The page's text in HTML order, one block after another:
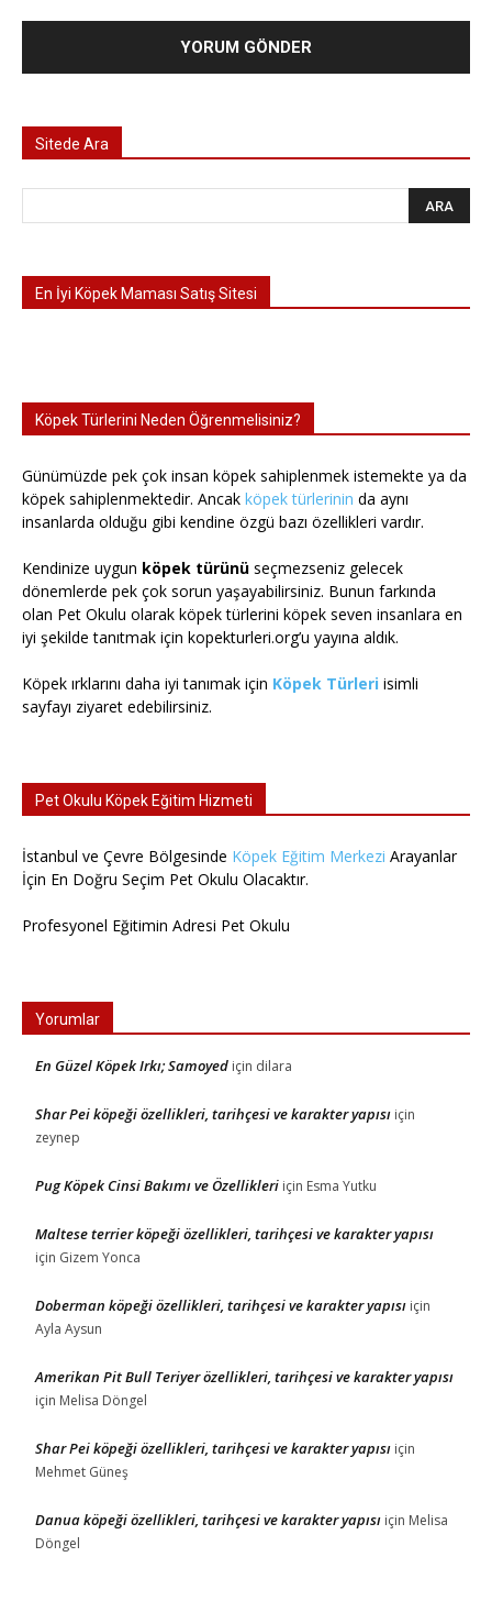
Sitede Ara
En İyi Köpek Maması Satış Sitesi
Köpek Türlerini Neden Öğrenmelisiniz?
Günümüzde pek çok insan köpek sahiplenmek istemekte ya da
köpek sahiplenmektedir. Ancak köpek türlerinin da aynı
insanlarda olduğu gibi kendine özgü bazı özellikleri vardır.
Kendinize uygun köpek türünü seçmezseniz gelecek
dönemlerde pek çok sorun yaşayabilirsiniz. Bunun farkında
olan Pet Okulu olarak köpek türlerini köpek seven insanlara en
iyi şekilde tanıtmak için kopekturleri.org’u yayına aldık.
Köpek ırklarını daha iyi tanımak için Köpek Türleri isimli
sayfayı ziyaret edebilirsiniz.
Pet Okulu Köpek Eğitim Hizmeti
İstanbul ve Çevre Bölgesinde Köpek Eğitim Merkezi Arayanlar
İçin En Doğru Seçim Pet Okulu Olacaktır.
Profesyonel Eğitimin Adresi Pet Okulu
Yorumlar
En Güzel Köpek Irkı; Samoyed için dilara
Shar Pei köpeği özellikleri, tarihçesi ve karakter yapısı için
zeynep
Pug Köpek Cinsi Bakımı ve Özellikleri için Esma Yutku
Maltese terrier köpeği özellikleri, tarihçesi ve karakter yapısı
için Gizem Yonca
Doberman köpeği özellikleri, tarihçesi ve karakter yapısı için
Ayla Aysun
Amerikan Pit Bull Teriyer özellikleri, tarihçesi ve karakter yapısı
için Melisa Döngel
Shar Pei köpeği özellikleri, tarihçesi ve karakter yapısı için
Mehmet Güneş
Danua köpeği özellikleri, tarihçesi ve karakter yapısı için Melisa
Döngel